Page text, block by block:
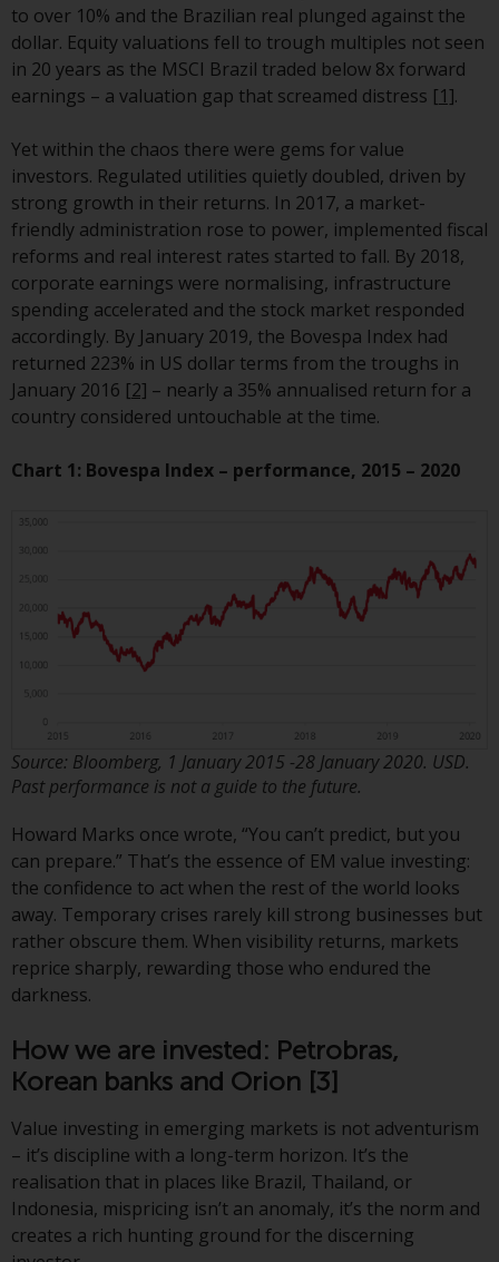
Anforderungen und sind
möglicherweise nicht in allen
Gerichtsbarkeiten verfügbar. Auf
dieser Website erwähnte
Produkte oder Dienstleistungen
werden auf der Grundlage
bestimmter Registrierungen in
relevanten Gerichtsbarkeiten
gemäß den Europäischen
Richtlinien zur Koordinierung von
Gesetzen, Vorschriften und
Verwaltungsvorschriften in Bezug
auf Organismen für gemeinsame
Anlagen in Wertpapieren
(UCITS/OGAW) (Richtlinie
2009/65/EG ) und die Richtlinie
Investmentfonds (Richtlinie
2011/61/EU) sowie die
Recht umgesetzt und dann beim
Austritt des Vereinigten
Königreichs aus der Europäischen
Union ersetzt haben; es kann
jedoch zusätzliche Anforderungen
Anlage verbieten.
Dementsprechend sind Sie
verpflichtet, sich über solche
und diese zu beachten. Auf dieser
Website erwähnte Produkte oder
Dienstleistungen sind nur für den
Vertrieb in jenen
Gerichtsbarkeiten bestimmt, in
denen und an diejenigen
Personen, denen das Anbieten
Dienstleistungen gestattet ist.
Informationen für Anleger in der
Schweiz
Dies ist ein Werbedokument.
to over 10% and the Brazilian real plunged against the
dollar. Equity valuations fell to trough multiples not seen
in 20 years as the MSCI Brazil traded below 8x forward
earnings – a valuation gap that screamed distress [1].
Yet within the chaos there were gems for value
investors. Regulated utilities quietly doubled, driven by
strong growth in their returns. In 2017, a market-
friendly administration rose to power, implemented fiscal
reforms and real interest rates started to fall. By 2018,
corporate earnings were normalising, infrastructure
spending accelerated and the stock market responded
accordingly. By January 2019, the Bovespa Index had
returned 223% in US dollar terms from the troughs in
January 2016 [2] – nearly a 35% annualised return for a
country considered untouchable at the time.
Chart 1: Bovespa Index – performance, 2015 – 2020
Source: Bloomberg, 1 January 2015 -28 January 2020. USD.
Past performance is not a guide to the future.
Howard Marks once wrote, “You can’t predict, but you
can prepare.” That’s the essence of EM value investing:
the confidence to act when the rest of the world looks
away. Temporary crises rarely kill strong businesses but
rather obscure them. When visibility returns, markets
reprice sharply, rewarding those who endured the
darkness.
How we are invested: Petrobras,
Korean banks and Orion [3]
Value investing in emerging markets is not adventurism
– it’s discipline with a long-term horizon. It’s the
realisation that in places like Brazil, Thailand, or
Indonesia, mispricing isn’t an anomaly, it’s the norm and
creates a rich hunting ground for the discerning